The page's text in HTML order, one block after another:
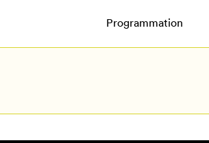
Programmation